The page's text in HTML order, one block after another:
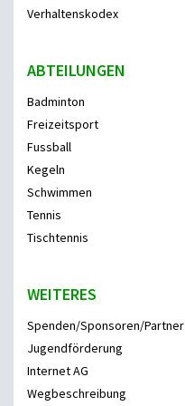
Verhaltenskodex
ABTEILUNGEN
Badminton
Freizeitsport
Fussball
Kegeln
Schwimmen
Tennis
Tischtennis
WEITERES
Spenden/Sponsoren/Partner
Jugendförderung
Internet AG
Wegbeschreibung